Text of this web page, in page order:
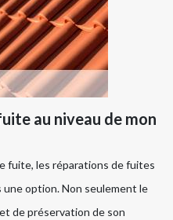
au niveau de mon
fuite, les réparations de fuites
une option. Non seulement le
de préservation de son